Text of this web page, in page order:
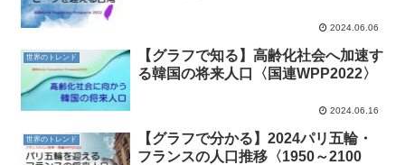
2024.06.06
世界のトレンド
【グラフで知る】高齢化社会へ加速す
る韓国の将来人口〈国連WPP2022〉
2024.06.16
世界のトレンド
【グラフで分かる】2024パリ五輪・
フランスの人口推移〈1950～2100